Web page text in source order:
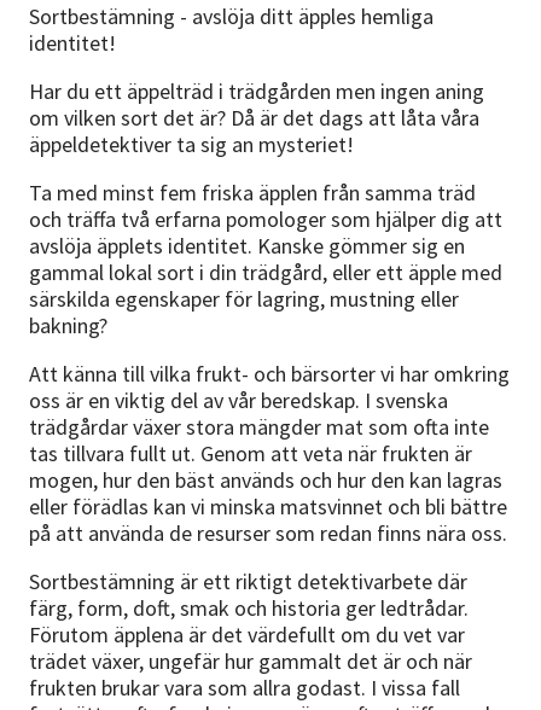
Sortbestämning - avslöja ditt äpples hemliga
identitet!
Har du ett äppelträd i trädgården men ingen aning
om vilken sort det är? Då är det dags att låta våra
äppeldetektiver ta sig an mysteriet!
Ta med minst fem friska äpplen från samma träd
och träffa två erfarna pomologer som hjälper dig att
avslöja äpplets identitet. Kanske gömmer sig en
gammal lokal sort i din trädgård, eller ett äpple med
särskilda egenskaper för lagring, mustning eller
bakning?
Att känna till vilka frukt- och bärsorter vi har omkring
oss är en viktig del av vår beredskap. I svenska
trädgårdar växer stora mängder mat som ofta inte
tas tillvara fullt ut. Genom att veta när frukten är
mogen, hur den bäst används och hur den kan lagras
eller förädlas kan vi minska matsvinnet och bli bättre
på att använda de resurser som redan finns nära oss.
Sortbestämning är ett riktigt detektivarbete där
färg, form, doft, smak och historia ger ledtrådar.
Förutom äpplena är det värdefullt om du vet var
trädet växer, ungefär hur gammalt det är och när
frukten brukar vara som allra godast. I vissa fall